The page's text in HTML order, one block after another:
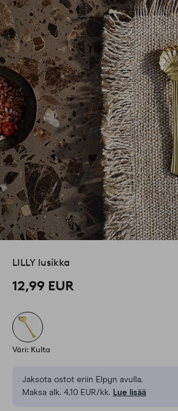
LILLY lusikka
12,99 EUR
Väri: Kulta
Jaksota ostot eriin Elpyn avulla.
Maksa alk. 4,10 EUR/kk. Lue lisää